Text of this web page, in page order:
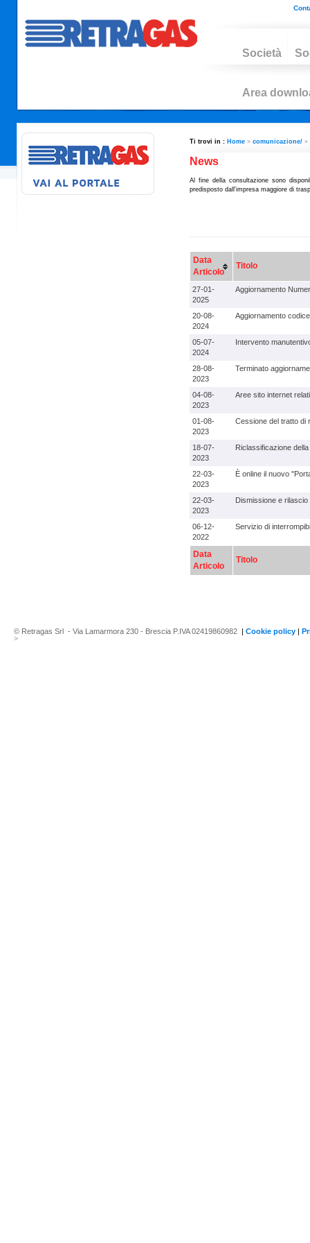
Società
Area
Ti trovi in : Home » comunicazione/ »
News
Al fine della consultazione sono
predisposto dall'impresa maggiore di
Data
Articolo
Titolo
27-01-
2025
Aggiornamento
20-08-
2024
Aggiornamento
05-07-
2024
Intervento
28-08-
2023
Terminato
04-08-
2023
Aree sito internet
01-08-
2023
Cessione del tratto di
18-07-
2023
Riclassificazione
22-03-
2023
È online il nuovo
22-03-
2023
Dismissione e
06-12-
2022
Servizio di
Data
Articolo
Titolo
© Retragas Srl - Via Lamarmora 230 - Brescia P.IVA 02419860982 | Cookie policy|
>